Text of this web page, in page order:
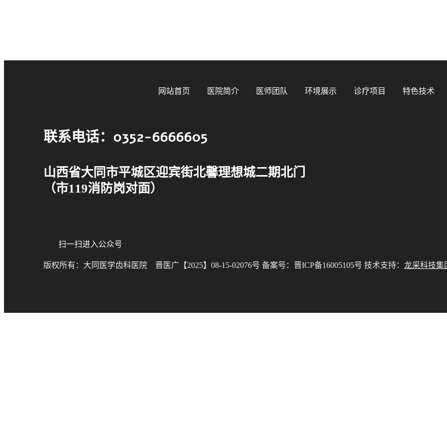
网站首页 医院简介 医师团队 环境展示 诊疗项目 特色技术
联系电话：0352-6666605
山西省大同市平城区迎宾街北馨理想城二期北门
（市119消防岗对面）
扫一扫进入公众号
版权所有：大同医学齿科医院 晋医广【2025】08-15-02076号 备案号：晋ICP备16005105号 技术支持： 龙采科技集